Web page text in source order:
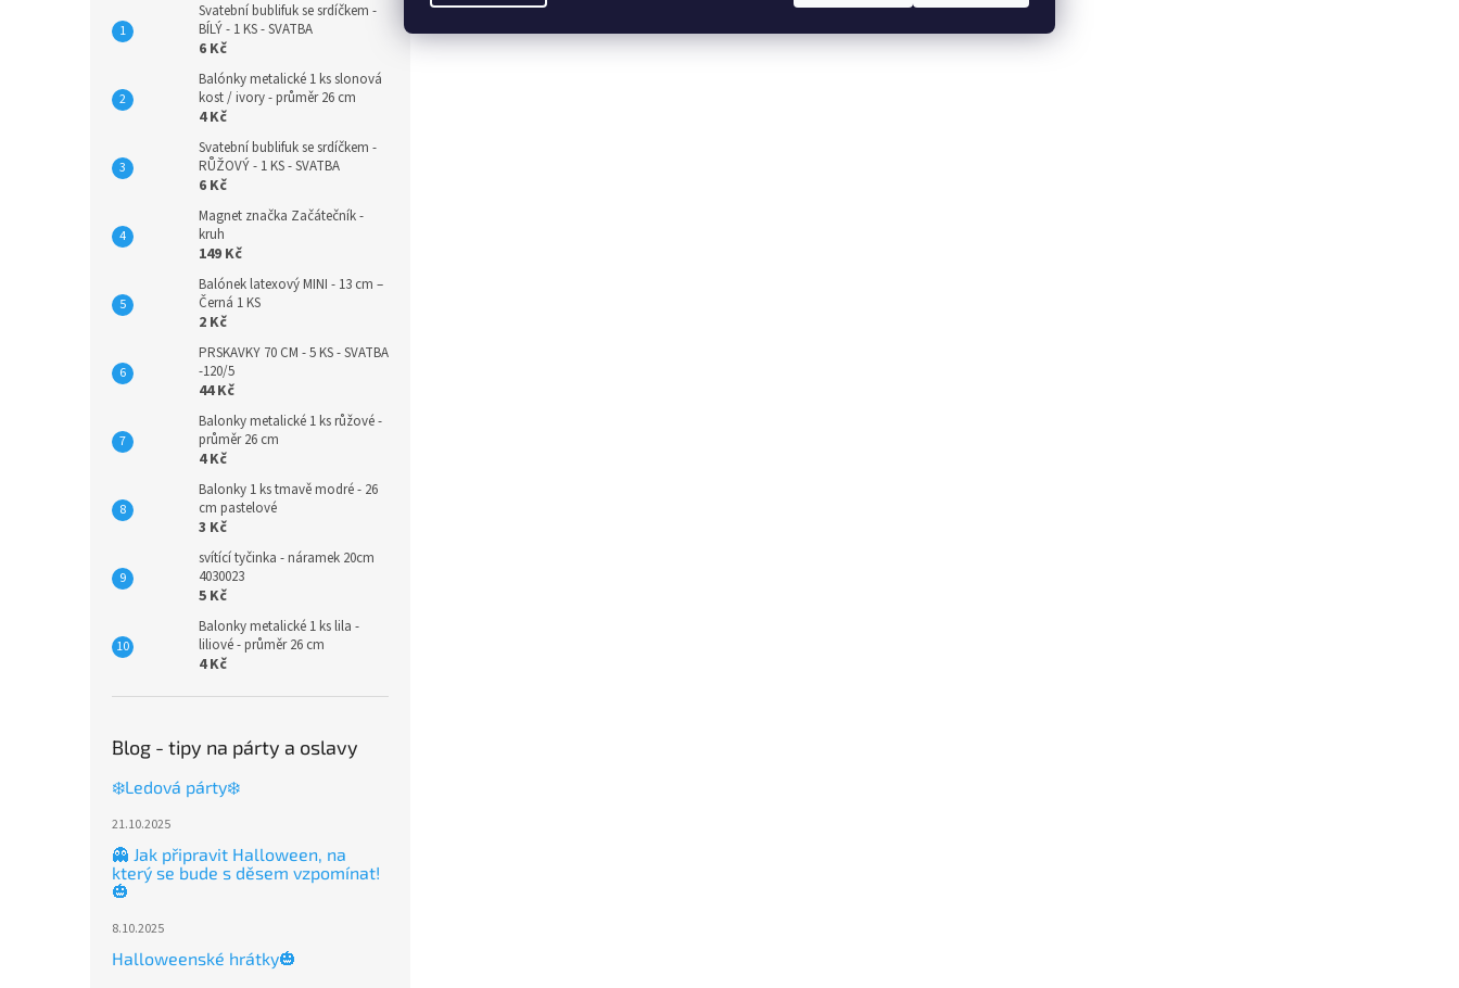
Svatební bublifuk se srdíčkem -
BÍLÝ - 1 KS - SVATBA
6 Kč
Balónky metalické 1 ks slonová
kost / ivory - průměr 26 cm
4 Kč
Svatební bublifuk se srdíčkem -
RŮŽOVÝ - 1 KS - SVATBA
6 Kč
Magnet značka Začátečník -
kruh
149 Kč
Balónek latexový MINI - 13 cm –
Černá 1 KS
2 Kč
PRSKAVKY 70 CM - 5 KS - SVATBA
-120/5
44 Kč
Balonky metalické 1 ks růžové -
průměr 26 cm
4 Kč
Balonky 1 ks tmavě modré - 26
cm pastelové
3 Kč
svítící tyčinka - náramek 20cm
4030023
5 Kč
Balonky metalické 1 ks lila -
liliové - průměr 26 cm
4 Kč
Blog - tipy na párty a oslavy
❄️Ledová párty❄️
21.10.2025
👻 Jak připravit Halloween, na
který se bude s děsem vzpomínat!
🎃
8.10.2025
Halloweenské hrátky🎃